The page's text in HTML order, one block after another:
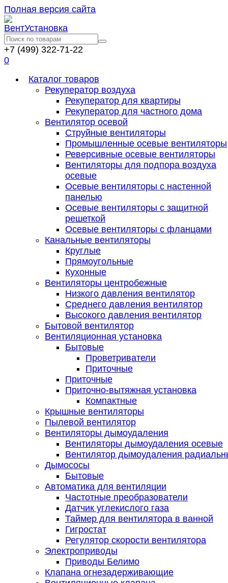
Полная версия сайта
+7 (499) 322-71-22
0
Каталог товаров
Рекуператор воздуха
Рекуператор для квартиры
Рекуператор для частного дома
Вентилятор осевой
Струйные вентиляторы
Промышленные осевые вентиляторы
Реверсивные осевые вентиляторы
Вентиляторы для подпора воздуха
осевые
Осевые вентиляторы с настенной
панелью
Осевые вентиляторы с защитной
решеткой
Осевые вентиляторы с фланцами
Канальные вентиляторы
Круглые
Прямоугольные
Кухонные
Вентиляторы центробежные
Низкого давления вентилятор
Среднего давления вентилятор
Высокого давления вентилятор
Бытовой вентилятор
Вентиляционная установка
Бытовые
Проветриватели
Приточные
Приточные
Приточно-вытяжная установка
Компактные
Крышные вентиляторы
Пылевой вентилятор
Вентиляторы дымоудаления
Вентиляторы дымоудаления осевые
Вентилятор дымоудаления
Дымососы
Бытовые
Автоматика для вентиляции
Частотные преобразователи
Датчик углекислого газа
Таймер для вентилятора в ванной
Гигростат
Регулятор скорости вентилятора
Электроприводы
Приводы Белимо
Клапана огнезадерживающие